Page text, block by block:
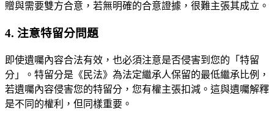
贈與需要雙方合意，若無明確的合意證據，很難主張其成立。
4. 注意特留分問題
即使遺囑內容合法有效，也必須注意是否侵害到您的「特留
分」。特留分是《民法》為法定繼承人保留的最低繼承比例，
若遺囑內容侵害您的特留分，您有權主張扣減。這與遺囑解釋
是不同的權利，但同樣重要。